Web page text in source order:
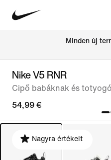
Minden új
Nike V5 RNR
Cipő babáknak és
54,99 €
Nagyra értékelt